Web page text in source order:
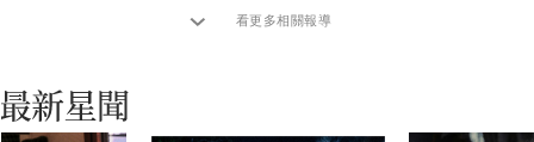
看更多相關報導